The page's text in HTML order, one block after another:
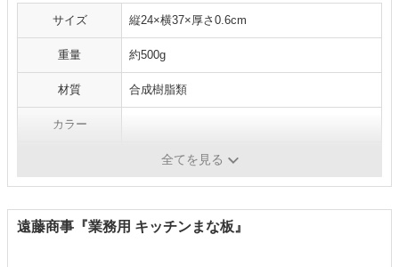
サイズ 縦24×横37×厚さ0.6cm
重量 約500g
材質 合成樹脂類
カラー
全てを見る
遠藤商事『業務用 キッチンまな板』